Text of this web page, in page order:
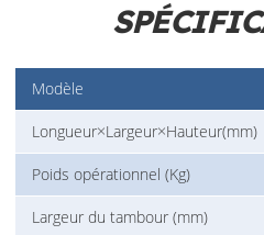
Modèle
Longueur×Largeur×Hauteur(mm)
Poids opérationnel (Kg)
Largeur du tambour (mm)